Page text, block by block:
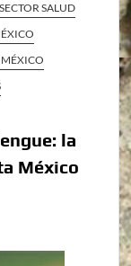
SALUD
MÉXICO
la
México